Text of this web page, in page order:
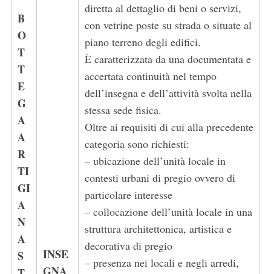
B
O
T
T
E
G
A
A
R
TI
GI
A
N
A
S
INSE
diretta al dettaglio di beni o servizi,
con vetrine poste su strada o situate al
piano terreno degli edifici.
È caratterizzata da una documentata e
accertata continuità nel tempo
dell’insegna e dell’attività svolta nella
stessa sede fisica.
Oltre ai requisiti di cui alla precedente
categoria sono richiesti:
– ubicazione dell’unità locale in
contesti urbani di pregio ovvero di
particolare interesse
– collocazione dell’unità locale in una
struttura architettonica, artistica e
decorativa di pregio
– presenza nei locali e negli arredi,